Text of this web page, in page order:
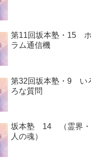
第11回坂本塾・15
ラム通信機
第32回坂本塾・9 い
ろな質問
坂本塾 14 （霊界・
人の魂）